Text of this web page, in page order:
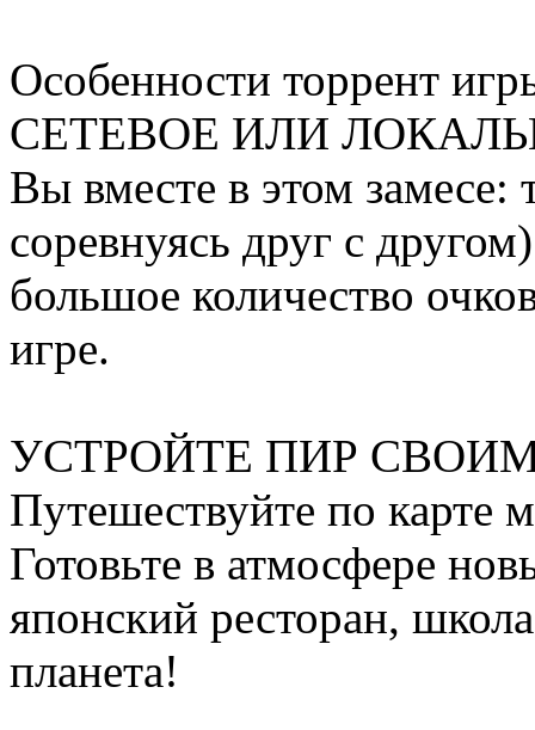
Особенности торрент
СЕТЕВОЕ ИЛИ
Вы вместе в этом замесе:
соревнуясь друг с
большое количество
игре.
УСТРОЙТЕ ПИР
Путешествуйте по карте
Готовьте в атмосфере
японский ресторан,
планета!